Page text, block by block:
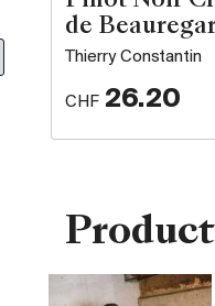
de
Thierry Constantin
CHF 26.20